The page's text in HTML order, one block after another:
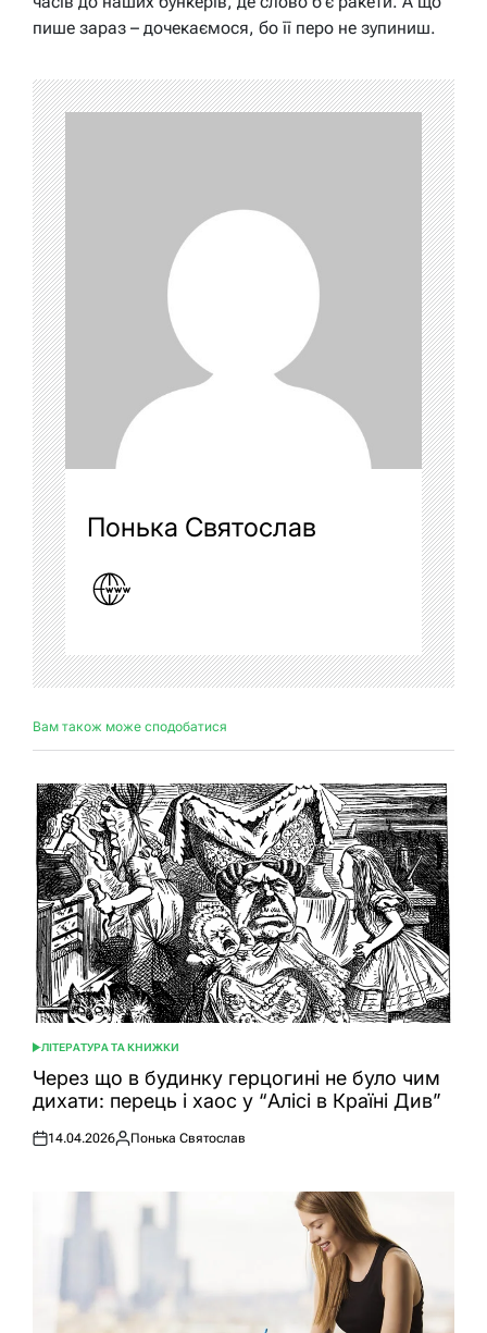
пише зараз – дочекаємося, бо її перо не зупиниш.
Понька Святослав
Вам також може сподобатися
ОПУБЛІКУВАТИ
У
ЛІТЕРАТУРА ТА КНИЖКИ
Через що в будинку герцогині не було чим
дихати: перець і хаос у “Алісі в Країні Див”
Оприлюднено
14.04.2026
Опубліковано
Понька Святослав